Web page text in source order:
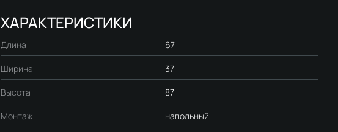
ХАРАКТЕРИСТИКИ
Длина 67
Ширина 37
Высота 87
Монтаж напольный